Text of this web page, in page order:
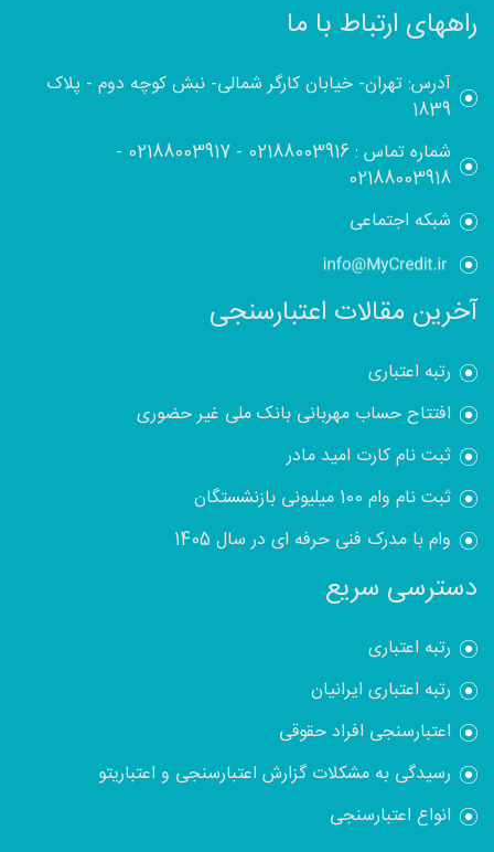
راههای ارتباط با ما
آدرس: تهران- خیابان کارگر شمالی- نبش کوچه دوم - پلاک
1839
شماره تماس :02188003916
-
02188003917
-
02188003918
شبکه اجتماعی
آخرین مقالات اعتبارسنجی
رتبه اعتباری
افتتاح حساب مهربانی بانک ملی غیر حضوری
ثبت نام کارت امید مادر
ثبت نام وام 100 میلیونی بازنشستگان
وام با مدرک فنی حرفه ای در سال 1405
دسترسی سریع
رتبه اعتباری
رتبه اعتباری ایرانیان
اعتبارسنجی افراد حقوقی
رسیدگی به مشکلات گزارش اعتبارسنجی و اعتباریتو
انواع اعتبارسنجی